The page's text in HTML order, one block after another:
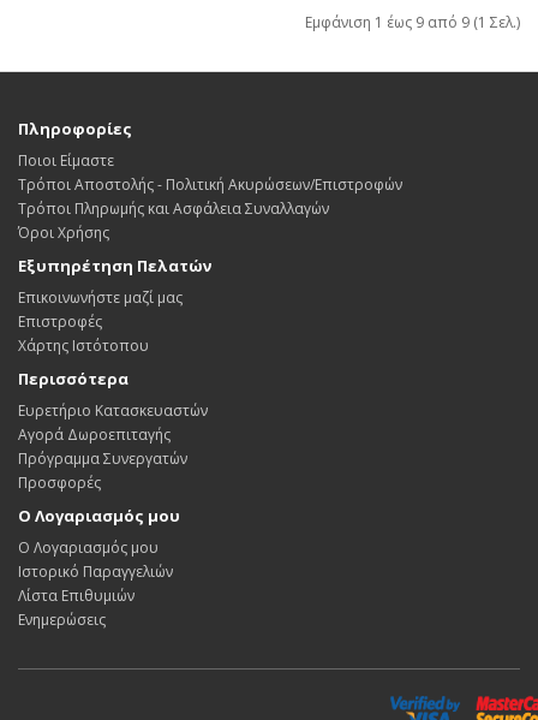
Εμφάνιση 1 έως 9 από 9 (1 Σελ.)
Πληροφορίες
Ποιοι Είμαστε
Τρόποι Αποστολής - Πολιτική Ακυρώσεων/Επιστροφών
Τρόποι Πληρωμής και Ασφάλεια Συναλλαγών
Όροι Χρήσης
Εξυπηρέτηση Πελατών
Επικοινωνήστε μαζί μας
Επιστροφές
Χάρτης Ιστότοπου
Περισσότερα
Ευρετήριο Κατασκευαστών
Αγορά Δωροεπιταγής
Πρόγραμμα Συνεργατών
Προσφορές
Ο Λογαριασμός μου
Ο Λογαριασμός μου
Ιστορικό Παραγγελιών
Λίστα Επιθυμιών
Ενημερώσεις